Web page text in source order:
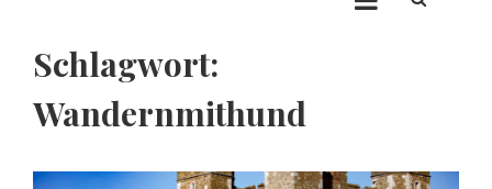
Schlagwort:
Wandernmithund